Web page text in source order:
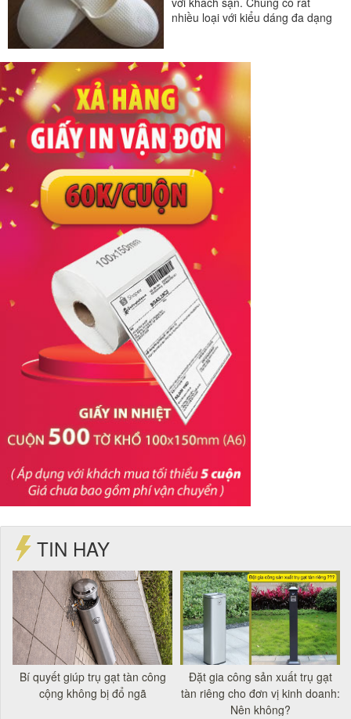
nhiều loại với kiểu dáng đa dạng
TIN HAY
Bí quyết giúp trụ gạt tàn công
cộng không bị đổ ngã
Đặt gia công sản xuất trụ gạt
tàn riêng cho đơn vị kinh doanh:
Nên không?